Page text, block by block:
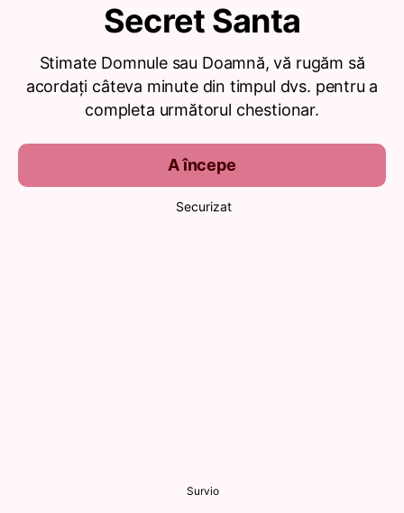
Secret Santa
Stimate Domnule sau Doamnă, vă rugăm să
acordați câteva minute din timpul dvs. pentru a
completa următorul chestionar.
A începe
Securizat
Survio